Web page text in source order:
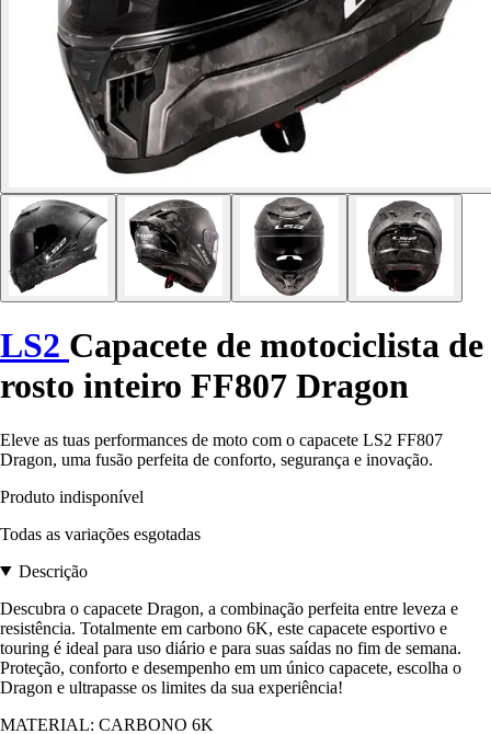
LS2 Capacete de motociclista de
rosto inteiro FF807 Dragon
Eleve as tuas performances de moto com o capacete LS2 FF807
Dragon, uma fusão perfeita de conforto, segurança e inovação.
Produto indisponível
Todas as variações esgotadas
Descrição
Descubra o capacete Dragon, a combinação perfeita entre leveza e
resistência. Totalmente em carbono 6K, este capacete esportivo e
touring é ideal para uso diário e para suas saídas no fim de semana.
Proteção, conforto e desempenho em um único capacete, escolha o
Dragon e ultrapasse os limites da sua experiência!
MATERIAL: CARBONO 6K